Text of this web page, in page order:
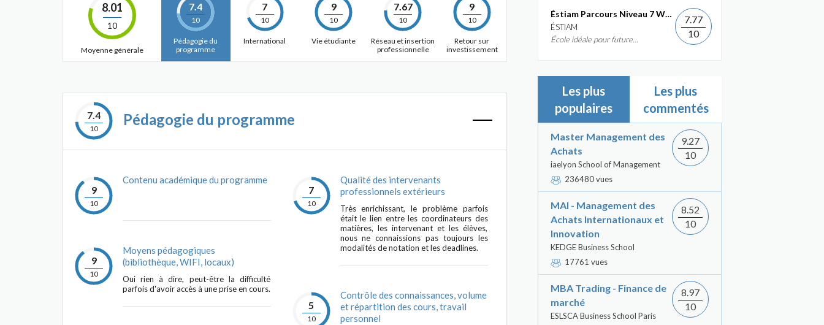
8.01
10
Moyenne générale
7.4
10
Pédagogie du
programme
7
10
International
9
10
Vie étudiante
7.67
10
Réseau et insertion
professionnelle
9
10
Retour sur
investissement
7.4
10
Pédagogie du programme
9
10
Contenu académique du programme
9
10
Moyens pédagogiques
(bibliothèque, WIFI, locaux)
Oui rien à dire, peut-être la difficulté
parfois d'avoir accès à une prise en cours.
7
10
Qualité des intervenants
professionnels extérieurs
Très enrichissant, le problème parfois
était le lien entre les coordinateurs des
matières, les intervenant et les élèves,
nous ne connaissions pas toujours les
modalités de notation et les deadlines.
5
10
Contrôle des connaissances, volume
et répartition des cours, travail
personnel
Éstiam Parcours Niveau 7 Web &...
ÉSTIAM
École idéale pour future...
7.77
10
Les plus
populaires
Les plus
commentés
Master Management des
Achats
iaelyon School of Management
236480 vues
9.27
10
MAI - Management des
Achats Internationaux et
Innovation
KEDGE Business School
17761 vues
8.52
10
MBA Trading - Finance de
marché
ESLSCA Business School Paris
8.97
10